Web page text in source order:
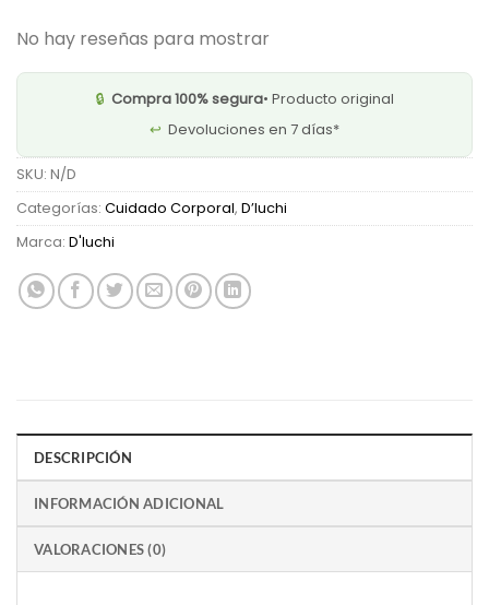
No hay reseñas para mostrar
🔒 Compra 100% segura• Producto original
↩️ Devoluciones en 7 días*
SKU: N/D
Categorías: Cuidado Corporal, D’luchi
Marca: D'luchi
DESCRIPCIÓN
INFORMACIÓN ADICIONAL
VALORACIONES (0)